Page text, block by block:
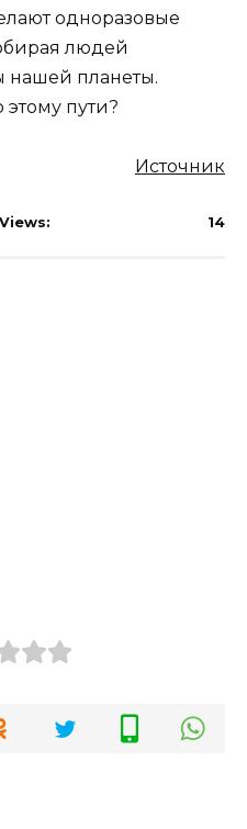
одноразовые
людей
нашей планеты.
пути?
Источник
14